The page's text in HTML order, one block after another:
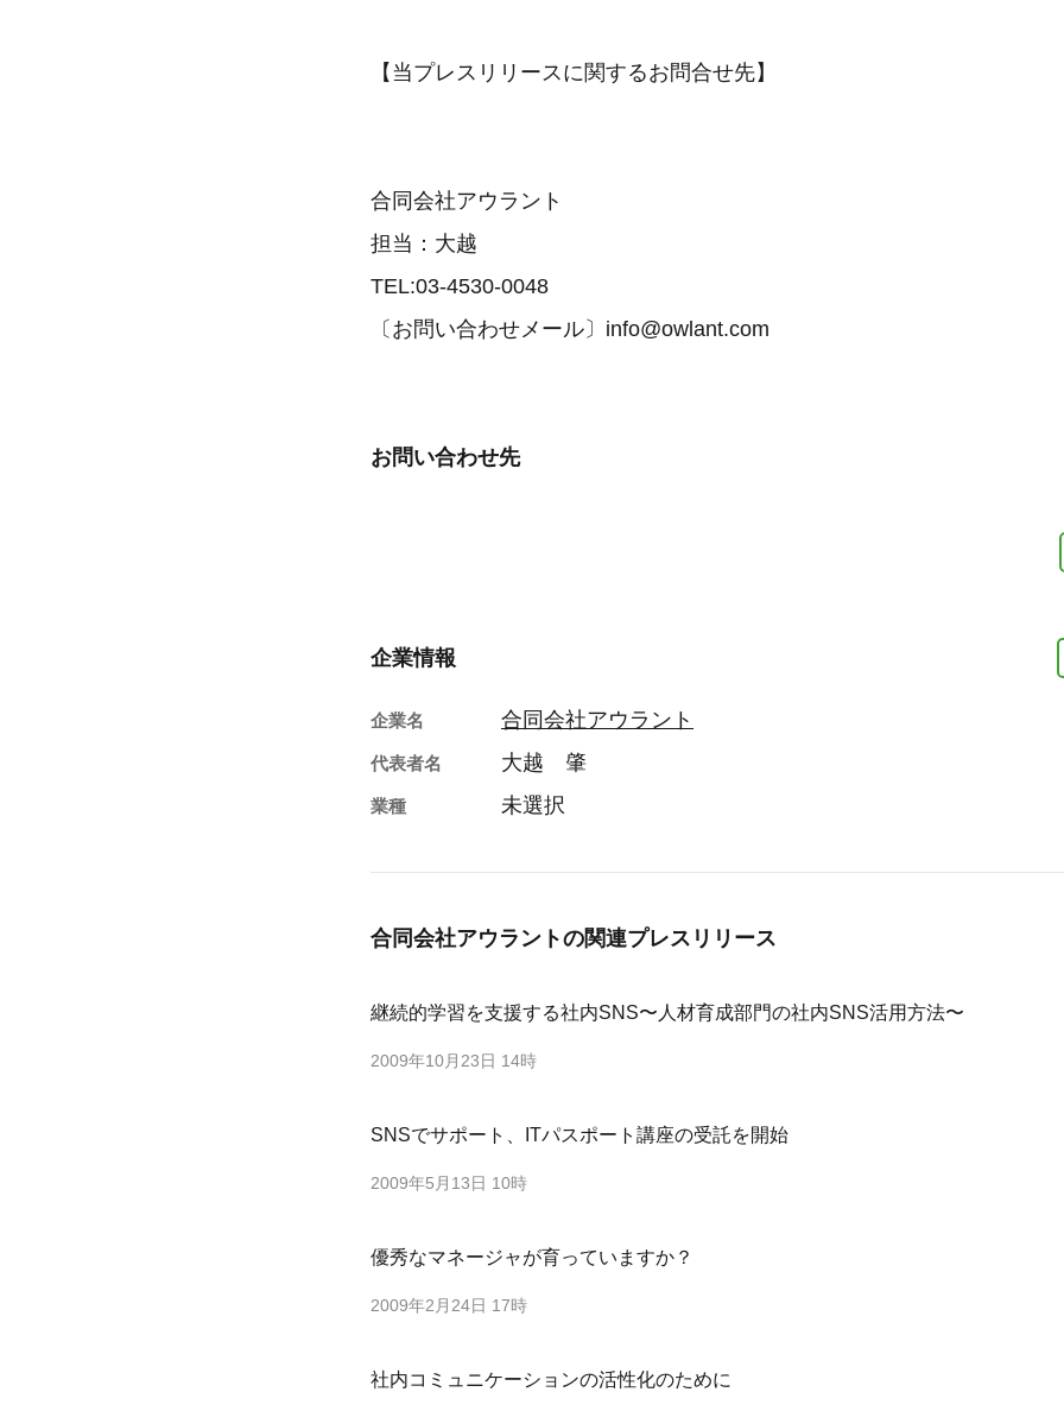
【当プレスリリースに関するお問合せ先】
合同会社アウラント
担当：大越
TEL:03-4530-0048
〔お問い合わせメール〕info@owlant.com
お問い合わせ先
企業情報
企業名 合同会社アウラント
代表者名 大越 肇
業種 未選択
合同会社アウラントの関連プレスリリース
継続的学習を支援する社内SNS〜人材育成部門の社内SNS活用方法〜
2009年10月23日 14時
SNSでサポート、ITパスポート講座の受託を開始
2009年5月13日 10時
優秀なマネージャが育っていますか？
2009年2月24日 17時
社内コミュニケーションの活性化のために